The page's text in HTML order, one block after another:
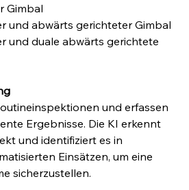
Gimbal
und abwärts gerichteter Gimbal
und duale abwärts gerichtete
und erfassen
Ergebnisse. Die KI erkennt
und identifiziert es in
Einsätzen, um eine
sicherzustellen.